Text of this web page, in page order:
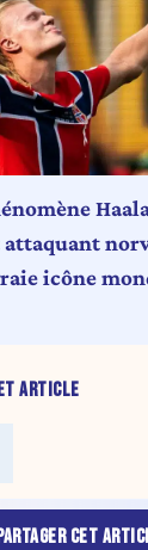
ARTICLE
icône
CET